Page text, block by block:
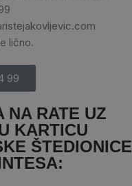
lično.
99
NA RATE UZ
KARTICU
ŠTEDIONICE